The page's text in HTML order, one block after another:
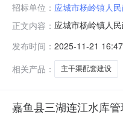
招标单位： 应城市杨岭镇人
正文内容： 应城市杨岭镇人
目：采购需求概
2026-01
发布时间： 2025-11-21 16:47
相关产品：
主干渠配套建设
嘉鱼县三湖连江水库